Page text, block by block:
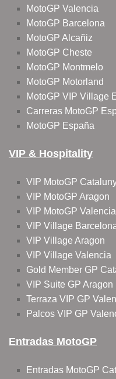
MotoGP Valencia
MotoGP Barcelona
MotoGP Alcañiz
MotoGP Cheste
MotoGP Montmelo
MotoGP Motorland
MotoGP VIP Village
Carreras MotoGP
MotoGP España
VIP & Hospitality
VIP MotoGP
VIP MotoGP Aragon
VIP MotoGP Valencia
VIP Village
VIP Village Aragon
VIP Village Valencia
Gold Member GP
VIP Suite GP Aragon
Terraza VIP GP
Palcos VIP GP
Entradas MotoGP
Entradas MotoGP